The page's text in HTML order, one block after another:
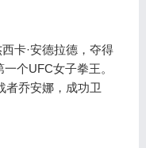
卡·安德拉德，夺得
个UFC女子拳王。
者乔安娜，成功卫